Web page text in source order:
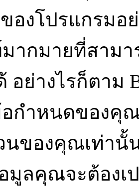
งโปรแกรมอ
ากมายที่สามา
ย่างไรก็ตาม
กำหนดของคุ
นของคุณเท่านั้
อมูลคุณจะต้อง